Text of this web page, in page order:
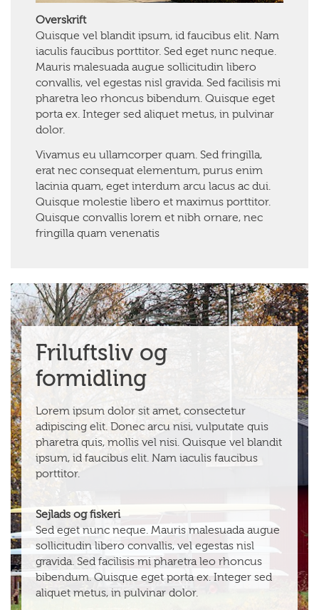
Overskrift
Quisque vel blandit ipsum, id faucibus elit. Nam
iaculis faucibus porttitor. Sed eget nunc neque.
Mauris malesuada augue sollicitudin libero
convallis, vel egestas nisl gravida. Sed facilisis mi
pharetra leo rhoncus bibendum. Quisque eget
porta ex. Integer sed aliquet metus, in pulvinar
dolor.
Vivamus eu ullamcorper quam. Sed fringilla,
erat nec consequat elementum, purus enim
lacinia quam, eget interdum arcu lacus ac dui.
Quisque molestie libero et maximus porttitor.
Quisque convallis lorem et nibh ornare, nec
fringilla quam venenatis
Friluftsliv og
formidling
Lorem ipsum dolor sit amet, consectetur
adipiscing elit. Donec arcu nisi, vulputate quis
pharetra quis, mollis vel nisi. Quisque vel blandit
ipsum, id faucibus elit. Nam iaculis faucibus
porttitor.
Sejlads og fiskeri
Sed eget nunc neque. Mauris malesuada augue
sollicitudin libero convallis, vel egestas nisl
gravida. Sed facilisis mi pharetra leo rhoncus
bibendum. Quisque eget porta ex. Integer sed
aliquet metus, in pulvinar dolor.